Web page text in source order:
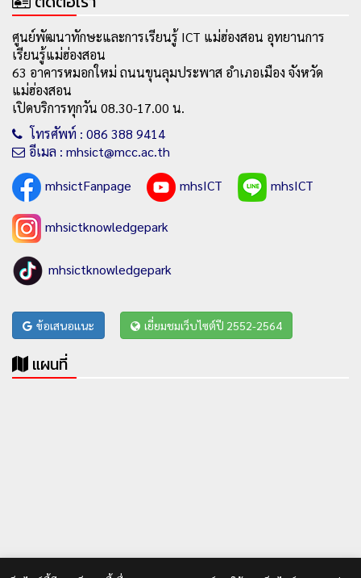
ศูนย์พัฒนาทักษะและการเรียนรู้ ICT แม่ฮ่องสอน อุทยานการ
เรียนรู้แม่ฮ่องสอน
63 อาคารหมอกใหม่ ถนนขุนลุมประพาส อำเภอเมือง จังหวัด
แม่ฮ่องสอน
เปิดบริการทุกวัน 08.30-17.00 น.
โทรศัพท์ : 086 388 9414
อีเมล : mhsict@mcc.ac.th
mhsictFanpage
mhsICT mhsICT
mhsictknowledgepark
mhsictknowledgepark
ข้อเสนอแนะ เยี่ยมชมเว็บไซต์ปี 2552-2564
แผนที่